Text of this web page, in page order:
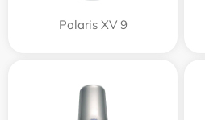
Polaris XV 9